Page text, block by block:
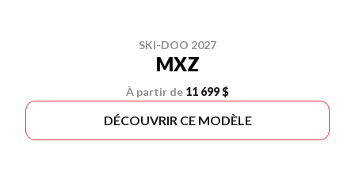
SKI-DOO 2027
MXZ
À partir de 11 699 $
DÉCOUVRIR CE MODÈLE